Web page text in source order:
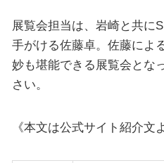
展覧会担当は、岩崎と共に
手がける佐藤卓。佐藤によ
妙も堪能できる展覧会とな
さい。
《本文は公式サイト紹介文